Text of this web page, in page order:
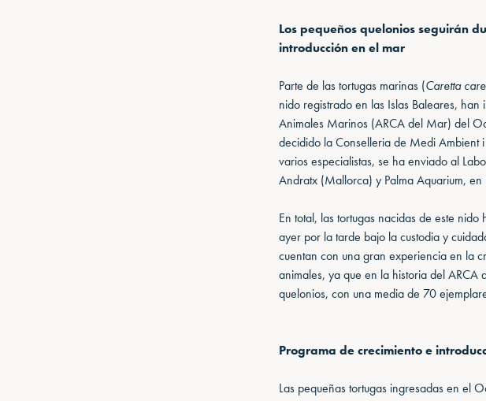
Los pequeños quelonios seguirán
introducción en el mar
Parte de las tortugas marinas (Caretta
nido registrado en las Islas Baleares,
Animales Marinos (ARCA del Mar) del
decidido la Conselleria de Medi Ambient
varios especialistas, se ha enviado al
Andratx (Mallorca) y Palma Aquarium, en
En total, las tortugas nacidas de este
ayer por la tarde bajo la custodia y
cuentan con una gran experiencia en la
animales, ya que en la historia del
quelonios, con una media de 70
Programa de crecimiento e
Las pequeñas tortugas ingresadas en el